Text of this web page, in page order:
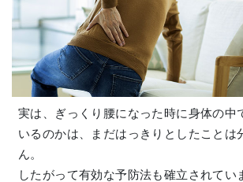
実は、ぎっくり腰になった時に身体の中
いるのかは、まだはっきりとしたことは
ん。
したがって有効な予防法も確立されてい